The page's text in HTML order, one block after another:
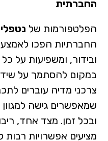
החברתית
הפלטפורמות של
החברתיות הפכו
ובידור, ומשפיעות על
במקום להסתמך על
צרכני מדיה עוברים
שמאפשרים גישה
ובכל זמן. מצד אחד,
מציעים אפשרויות רבות